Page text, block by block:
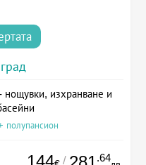
изхранване и
полупансион
144 / .64